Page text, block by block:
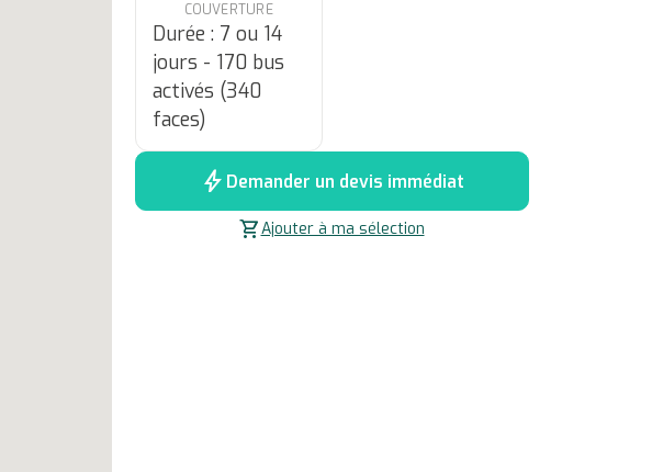
COUVERTURE
Durée : 7 ou 14
jours - 170 bus
activés (340
faces)
bolt Demander un devis immédiat
shopping_cartAjouter à ma sélection